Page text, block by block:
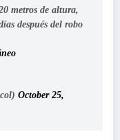
metros de altura,
después del robo
October 25,